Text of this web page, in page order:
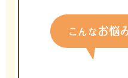
こんな お悩